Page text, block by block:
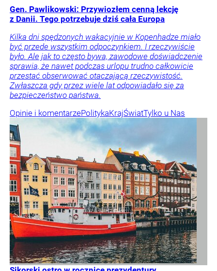
Gen. Pawlikowski: Przywiozłem cenną lekcję
z Danii. Tego potrzebuje dziś cała Europa
Kilka dni spędzonych wakacyjnie w Kopenhadze miało
być przede wszystkim odpoczynkiem. I rzeczywiście
było. Ale jak to często bywa, zawodowe doświadczenie
sprawia, że nawet podczas urlopu trudno całkowicie
przestać obserwować otaczającą rzeczywistość.
Zwłaszcza gdy przez wiele lat odpowiadało się za
bezpieczeństwo państwa.
Opinie i komentarzePolitykaKrajŚwiatTylko u Nas